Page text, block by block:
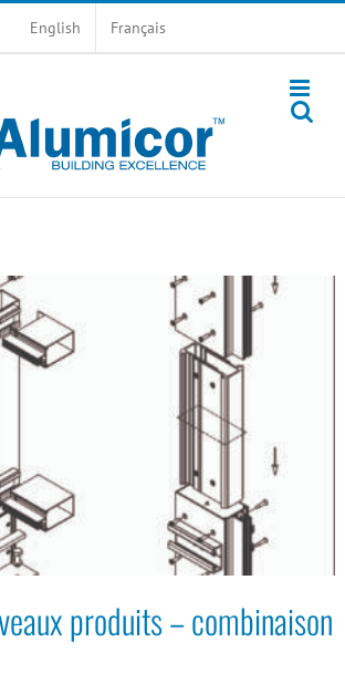
English Français
produits – combinaison